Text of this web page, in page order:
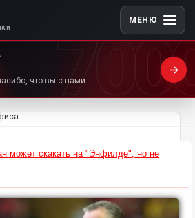
МЕНЮ
что вы с нами.
может скакать на "Энфилде", но не